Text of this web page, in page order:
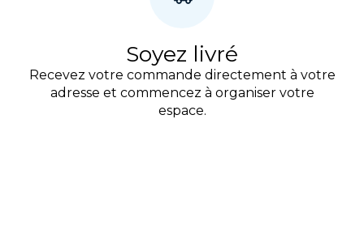
Soyez livré
Recevez votre commande directement à votre
adresse et commencez à organiser votre
espace.